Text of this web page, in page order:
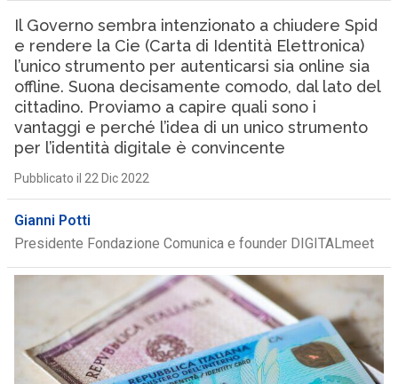
Il Governo sembra intenzionato a chiudere Spid
e rendere la Cie (Carta di Identità Elettronica)
l’unico strumento per autenticarsi sia online sia
offline. Suona decisamente comodo, dal lato del
cittadino. Proviamo a capire quali sono i
vantaggi e perché l’idea di un unico strumento
per l’identità digitale è convincente
Pubblicato il 22 Dic 2022
Gianni Potti
Presidente Fondazione Comunica e founder DIGITALmeet